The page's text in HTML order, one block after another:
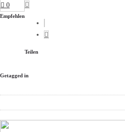
0
Empfehlen
Teilen
Getagged in